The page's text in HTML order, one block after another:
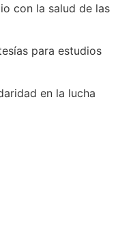
con la salud de las
para estudios
en la lucha